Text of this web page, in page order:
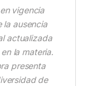
vigencia
la ausencia
actualizada
la materia.
presenta
de